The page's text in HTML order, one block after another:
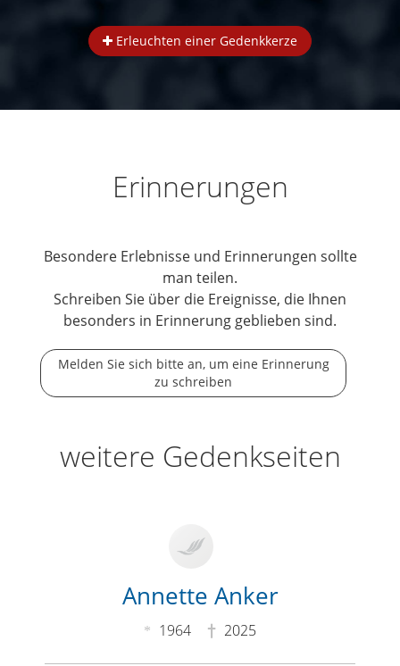
Erleuchten einer Gedenkkerze
Erinnerungen
Besondere Erlebnisse und Erinnerungen sollte
man teilen.
Schreiben Sie über die Ereignisse, die Ihnen
besonders in Erinnerung geblieben sind.
Melden Sie sich bitte an, um eine Erinnerung
zu schreiben
weitere Gedenkseiten
Annette Anker
1964 2025